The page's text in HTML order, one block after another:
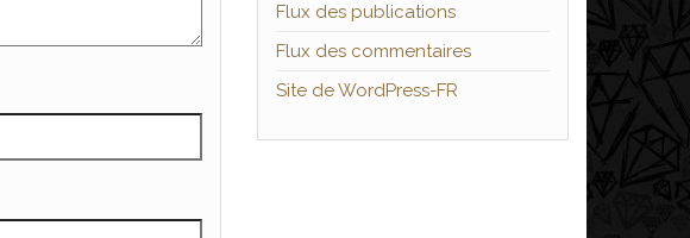
Flux des publications
Flux des commentaires
Site de WordPress-FR